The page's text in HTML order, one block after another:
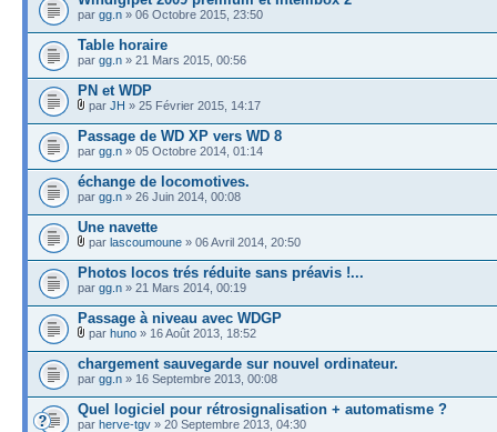
par gg.n » 06 Octobre 2015, 23:50
Table horaire
par gg.n » 21 Mars 2015, 00:56
PN et WDP
par JH » 25 Février 2015, 14:17
Passage de WD XP vers WD 8
par gg.n » 05 Octobre 2014, 01:14
échange de locomotives.
par gg.n » 26 Juin 2014, 00:08
Une navette
par lascoumoune » 06 Avril 2014, 20:50
Photos locos trés réduite sans préavis !...
par gg.n » 21 Mars 2014, 00:19
Passage à niveau avec WDGP
par huno » 16 Août 2013, 18:52
chargement sauvegarde sur nouvel ordinateur.
par gg.n » 16 Septembre 2013, 00:08
Quel logiciel pour rétrosignalisation + automatisme ?
par herve-tgv » 20 Septembre 2013, 04:30